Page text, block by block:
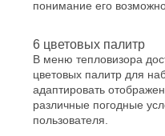
понимание его
6 цветовых палитр
В меню тепловизора
цветовых палитр для
адаптировать
различные погодные
пользователя.